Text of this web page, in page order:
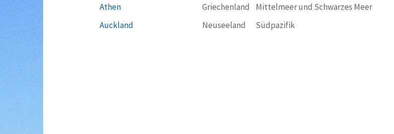
Athen
Griechenland
Mittelmeer und Schwarzes Meer
Auckland
Neuseeland Südpazifik